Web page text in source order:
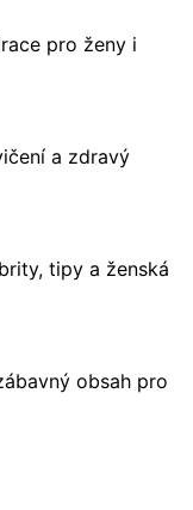
pro ženy i
a zdravý
tipy a ženská
obsah pro